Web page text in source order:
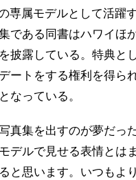
の専属モデルとして活躍
である同書はハワイほ
披露している。特典と
ートをする権利を得ら
なっている。
真集を出すのが夢だっ
デルで見せる表情とは
と思います。いつもよ